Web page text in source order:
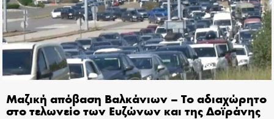
Μαζική απόβαση Βαλκάνιων – Το αδιαχώρητο
στο τελωνείο των Ευζώνων και της Δοϊράνης